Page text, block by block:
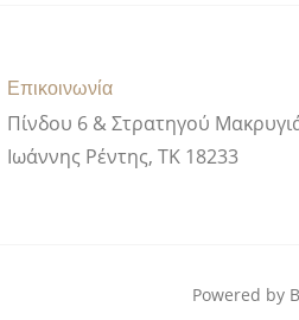
Επικοινωνία
Πίνδου 6 & Στρατηγού
Ιωάννης Ρέντης, ΤΚ 18233
Powered by